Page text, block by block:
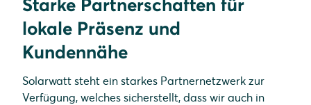
Starke Partnerschaften für
lokale Präsenz und
Kundennähe
Solarwatt steht ein starkes Partnernetzwerk zur
Verfügung, welches sicherstellt, dass wir auch in